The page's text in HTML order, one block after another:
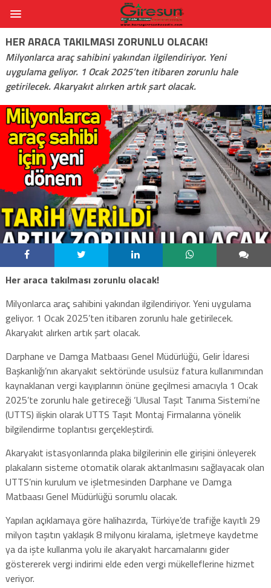
HER ARACA TAKILMASI ZORUNLU OLACAK!
Milyonlarca araç sahibini yakından ilgilendiriyor. Yeni
uygulama geliyor. 1 Ocak 2025’ten itibaren zorunlu hale
getirilecek. Akaryakıt alırken artık şart olacak.
Her araca takılması zorunlu olacak!
Milyonlarca araç sahibini yakından ilgilendiriyor. Yeni uygulama
geliyor. 1 Ocak 2025’ten itibaren zorunlu hale getirilecek.
Akaryakıt alırken artık şart olacak.
Darphane ve Damga Matbaası Genel Müdürlüğü, Gelir İdaresi
Başkanlığı’nın akaryakıt sektöründe usulsüz fatura kullanımından
kaynaklanan vergi kayıplarının önüne geçilmesi amacıyla 1 Ocak
2025’te zorunlu hale getireceği ‘Ulusal Taşıt Tanıma Sistemi’ne
(UTTS) ilişkin olarak UTTS Taşıt Montaj Firmalarına yönelik
bilgilendirme toplantısı gerçekleştirdi.
Akaryakıt istasyonlarında plaka bilgilerinin elle girişini önleyerek
plakaların sisteme otomatik olarak aktarılmasını sağlayacak olan
UTTS’nin kurulum ve işletmesinden Darphane ve Damga
Matbaası Genel Müdürlüğü sorumlu olacak.
Yapılan açıklamaya göre halihazırda, Türkiye’de trafiğe kayıtlı 29
milyon taşıtın yaklaşık 8 milyonu kiralama, işletmeye kaydetme
ya da işte kullanma yolu ile akaryakıt harcamalarını gider
göstererek vergi indirimi elde eden vergi mükelleflerine hizmet
veriyor.